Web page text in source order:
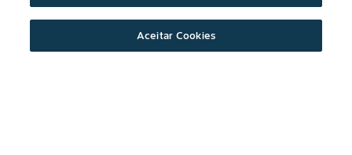
Aceitar Cookies